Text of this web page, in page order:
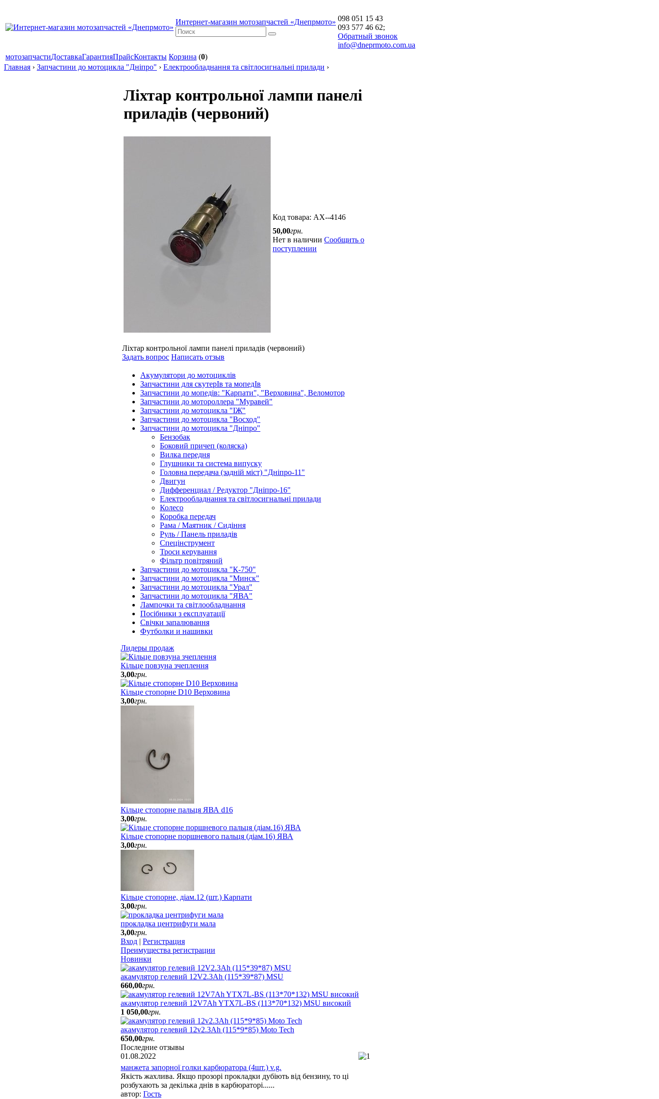
Интернет-магазин мотозапчастей «Днепрмото» 098 051 15 43
093 577 46 62;
Обратный звонок
info@dneprmoto.com.ua
мотозапчастиДоставкаГарантияПрайсКонтакты Корзина (0)
Главная › Запчастини до мотоцикла "Дніпро" › Електрообладнання та світлосигнальні прилади ›
Ліхтар контрольної лампи панелі
приладів (червоний)
Код товара: АХ--4146
50,00грн.
Нет в наличии Сообщить о
поступлении
Ліхтар контрольної лампи панелі приладів (червоний)
Задать вопрос Написать отзыв
Акумулятори до мотоциклів
Запчастини для скутерІв та мопедІв
Запчастини до мопедів: "Карпати", "Верховина", Веломотор
Запчастини до мотороллера "Муравей"
Запчастини до мотоцикла "ІЖ"
Запчастини до мотоцикла "Восход"
Запчастини до мотоцикла "Дніпро"
Бензобак
Боковий причеп (коляска)
Вилка передня
Глушники та система випуску
Головна передача (задній міст) "Дніпро-11"
Двигун
Дифференциал / Редуктор "Дніпро-16"
Електрообладнання та світлосигнальні прилади
Колесо
Коробка передач
Рама / Маятник / Сидіння
Руль / Панель приладів
Спецінструмент
Троси керування
Фільтр повітряний
Запчастини до мотоцикла "К-750"
Запчастини до мотоцикла "Минск"
Запчастини до мотоцикла "Урал"
Запчастини до мотоцикла "ЯВА"
Лампочки та світлообладнання
Посібники з експлуатації
Свічки запалювання
Футболки и нашивки
Лидеры продаж
Кільце повзуна зчеплення
3,00грн.
Кільце стопорне D10 Верховина
3,00грн.
Кільце стопорне пальця ЯВА d16
3,00грн.
Кільце стопорне поршневого пальця (діам.16) ЯВА
3,00грн.
Кільце стопорне, діам.12 (шт.) Карпати
3,00грн.
прокладка центрифуги мала
3,00грн.
Вход | Регистрация
Преимущества регистрации
Новинки
акамулятор гелевий 12V2.3Ah (115*39*87) MSU
660,00грн.
акамулятор гелевий 12V7Ah YTX7L-BS (113*70*132) MSU високий
1 050,00грн.
акамулятор гелевий 12v2.3Ah (115*9*85) Moto Tech
650,00грн.
Последние отзывы
01.08.2022
манжета запорної голки карбюратора (4шт.) v.g.
Якість жахлива. Якщо прозорі прокладки дубіють від бензину, то ці
розбухають за декілька днів в карбюраторі......
Гость